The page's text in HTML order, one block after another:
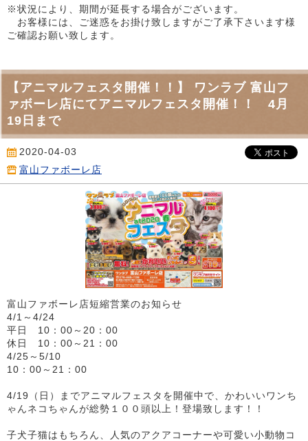
※状況により、期間が延長する場合がございます。
お客様には、ご迷惑をお掛け致しますがご了承下さいます様
ご確認お願い致します。
【アニマルフェスタ開催！！】 ワンラブ 富山フ
ァボーレ店にてアニマルフェスタ開催！！ 4月
19日まで
2020-04-03
富山ファボーレ店
富山ファボーレ店短縮営業のお知らせ
4/1～4/24
平日 10：00～20：00
休日 10：00～21：00
4/25～5/10
10：00～21：00
4/19（日）までアニマルフェスタを開催中で、かわいいワンち
ゃんネコちゃんが総勢１００頭以上！登場致します！！
子犬子猫はもちろん、人気のアクアコーナーや可愛い小動物コ